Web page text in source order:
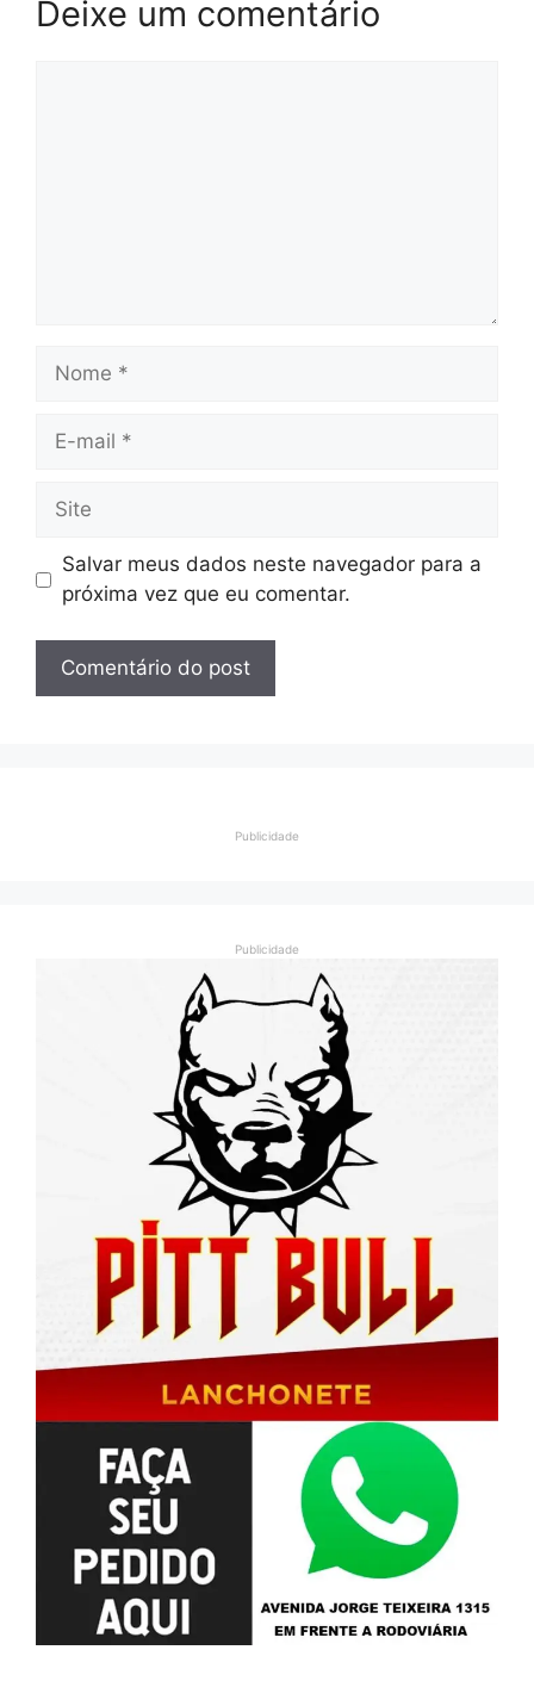
Deixe um comentário
Nome
Site
Salvar meus dados neste navegador para a
próxima vez que eu comentar.
Publicidade
Publicidade